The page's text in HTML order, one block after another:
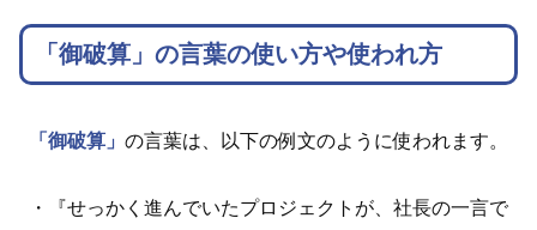
「御破算」の言葉の使い方や使われ方
「御破算」 の言葉は、以下の例文のように使われます。
・『せっかく進んでいたプロジェクトが、社長の一言で